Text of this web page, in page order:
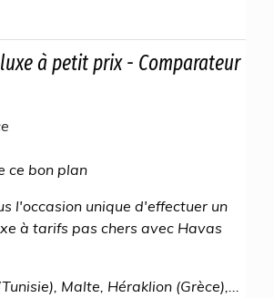
à petit prix - Comparateur
ce bon plan
l'occasion unique d'effectuer un
à tarifs pas chers avec Havas
Malte, Héraklion (Grèce),...